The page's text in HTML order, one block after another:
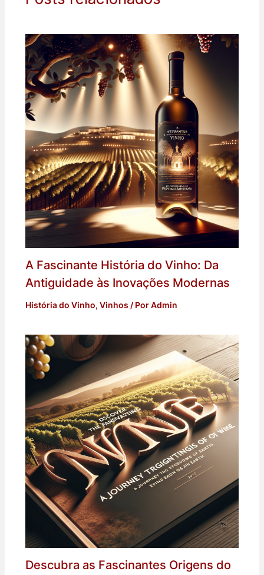
A Fascinante História do Vinho: Da
Antiguidade às Inovações Modernas
História do Vinho, Vinhos / PorAdmin
Descubra as Fascinantes Origens do